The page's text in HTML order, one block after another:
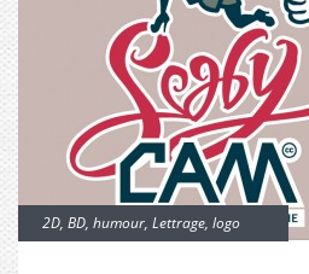
2D, BD, humour, Lettrage, logo